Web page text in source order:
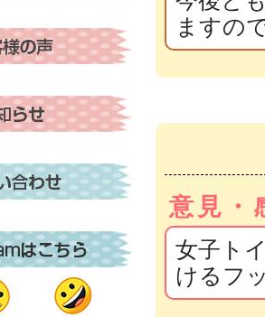
ますの
意見・
女子ト
けるフ